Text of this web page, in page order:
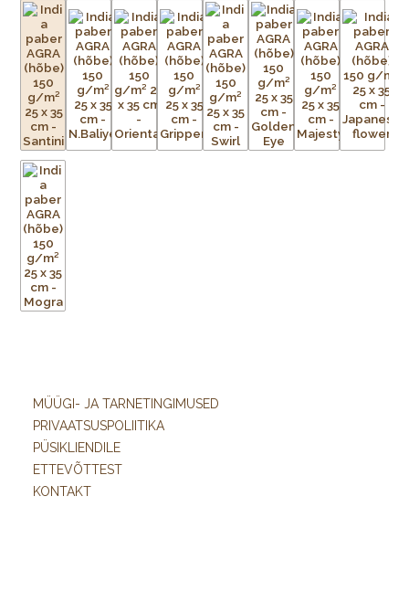
MÜÜGI- JA TARNETINGIMUSED
PRIVAATSUSPOLIITIKA
PÜSIKLIENDILE
ETTEVÕTTEST
KONTAKT